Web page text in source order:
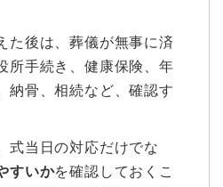
た後は、葬儀が無事に済
所手続き、健康保険、年
納骨、相続など、確認す
式当日の対応だけでな
すいかを確認しておくこ